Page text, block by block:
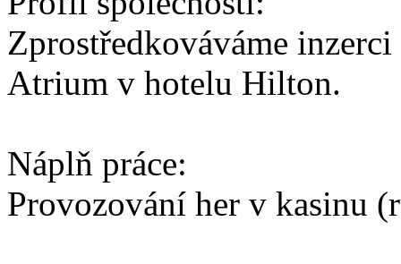
Zprostředkováváme
Atrium v hotelu Hilton.
Náplň práce:
Provozování her v kasinu